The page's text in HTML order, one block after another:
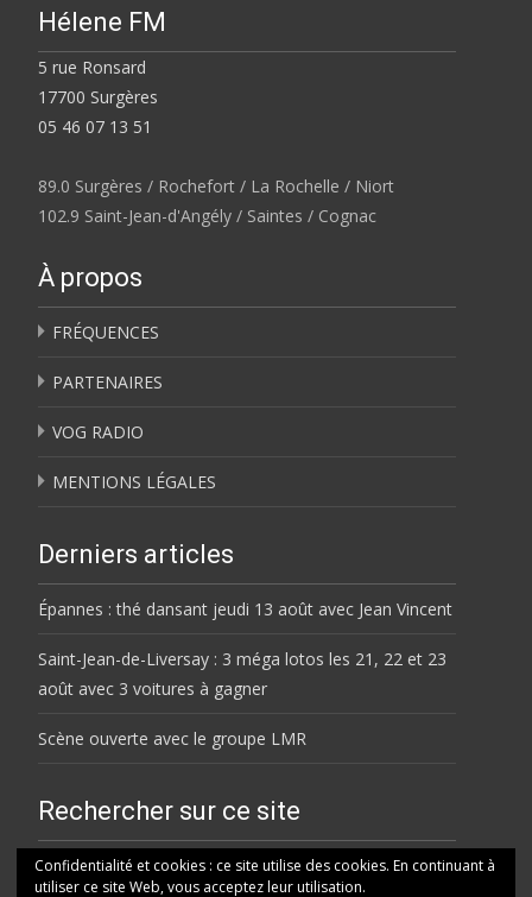
Hélene FM
5 rue Ronsard
17700 Surgères
05 46 07 13 51
89.0 Surgères / Rochefort / La Rochelle / Niort
102.9 Saint-Jean-d'Angély / Saintes / Cognac
À propos
FRÉQUENCES
PARTENAIRES
VOG RADIO
MENTIONS LÉGALES
Derniers articles
Épannes : thé dansant jeudi 13 août avec Jean Vincent
Saint-Jean-de-Liversay : 3 méga lotos les 21, 22 et 23
août avec 3 voitures à gagner
Scène ouverte avec le groupe LMR
Rechercher sur ce site
Rechercher
Confidentialité et cookies : ce site utilise des cookies. En continuant à
utiliser ce site Web, vous acceptez leur utilisation.